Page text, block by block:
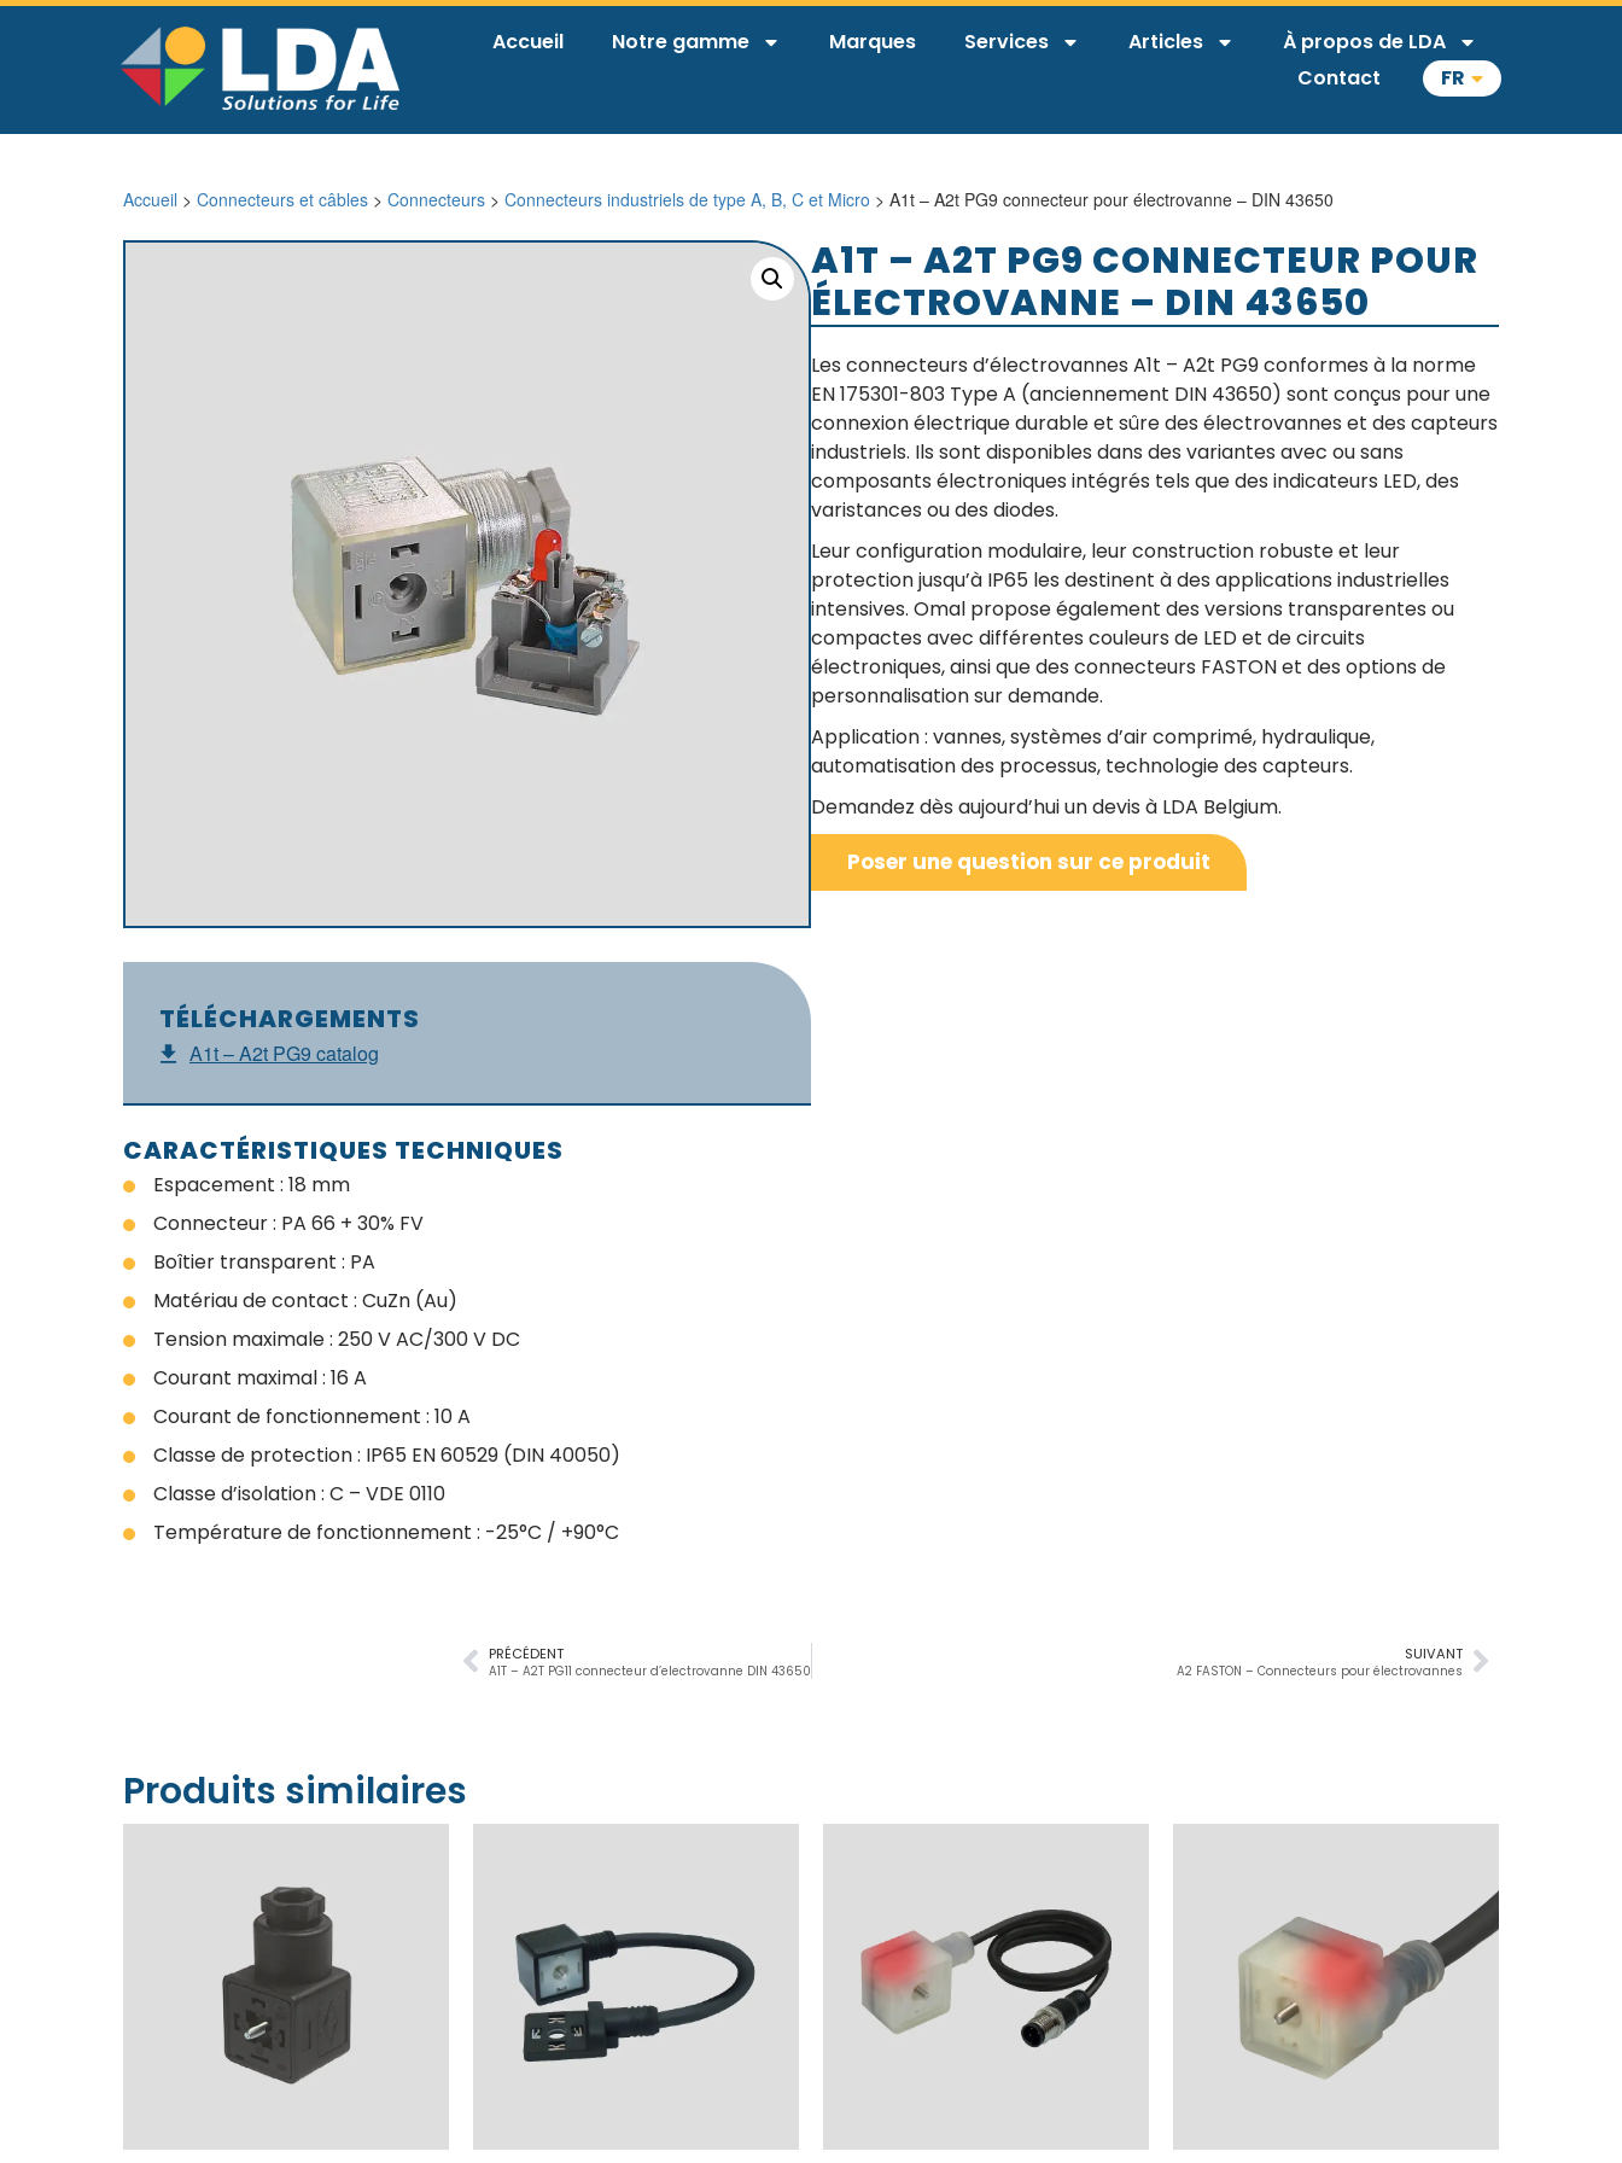
Accueil Notre gamme Marques Services Articles
À propos de LDA
Contact
FR
Accueil > Connecteurs et câbles > Connecteurs > Connecteurs industriels de type A, B, C et Micro > A1t – A2t PG9 connecteur pour électrovanne – DIN 43650
TÉLÉCHARGEMENTS
A1t – A2t PG9 catalog
CARACTÉRISTIQUES TECHNIQUES
Espacement : 18 mm
Connecteur : PA 66 + 30% FV
Boîtier transparent : PA
Matériau de contact : CuZn (Au)
Tension maximale : 250 V AC/300 V DC
Courant maximal : 16 A
Courant de fonctionnement : 10 A
Classe de protection : IP65 EN 60529 (DIN 40050)
Classe d’isolation : C – VDE 0110
Température de fonctionnement : -25°C / +90°C
A1T – A2T PG9 CONNECTEUR POUR
ÉLECTROVANNE – DIN 43650
Les connecteurs d’électrovannes A1t – A2t PG9 conformes à la norme
EN 175301-803 Type A (anciennement DIN 43650) sont conçus pour une
connexion électrique durable et sûre des électrovannes et des capteurs
industriels. Ils sont disponibles dans des variantes avec ou sans
composants électroniques intégrés tels que des indicateurs LED, des
varistances ou des diodes.
Leur configuration modulaire, leur construction robuste et leur
protection jusqu’à IP65 les destinent à des applications industrielles
intensives. Omal propose également des versions transparentes ou
compactes avec différentes couleurs de LED et de circuits
électroniques, ainsi que des connecteurs FASTON et des options de
personnalisation sur demande.
Application : vannes, systèmes d’air comprimé, hydraulique,
automatisation des processus, technologie des capteurs.
Demandez dès aujourd’hui un devis à LDA Belgium.
Poser une question sur ce produit
SUIVANT
A2 FASTON – Connecteurs pour électrovannes
PRÉCÉDENT
A1T – A2T PG11 connecteur d’electrovanne DIN 43650
Produits similaires